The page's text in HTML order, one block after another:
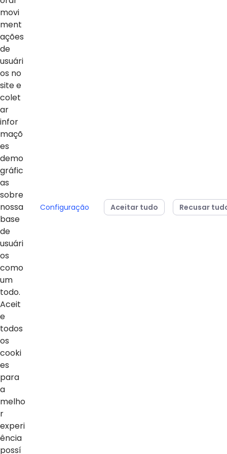
04/08/2026
dois vice-campeonatos
mundiais no MOS
Básica do Sesi
para
movi
ment
ações
de
usuári
os no
site e
colet
ar
infor
maçõ
es
demo
gráfic
as
sobre
nossa
base
de
usuári
os
como
um
todo.
Aceit
e
todos
os
cooki
es
para
a
melho
r
experi
ência
possí
Configuração Aceitar tudo Recusar